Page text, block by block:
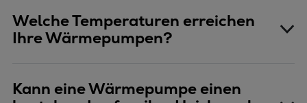
Welche Temperaturen erreichen
Ihre Wärmepumpen?
Kann eine Wärmepumpe einen